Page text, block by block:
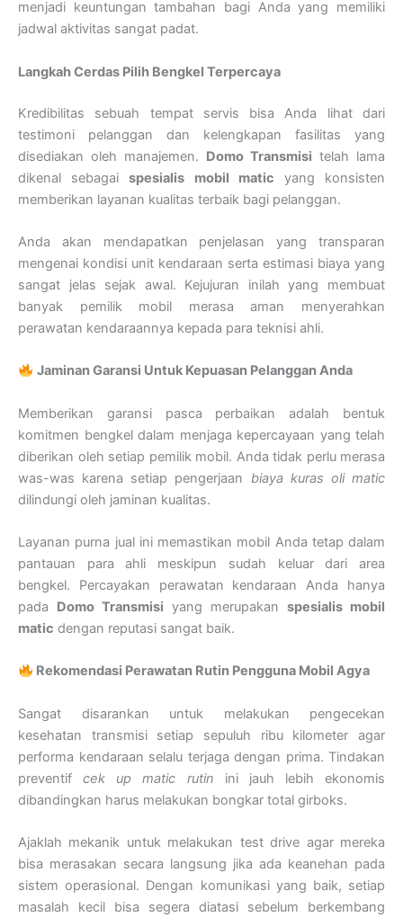
menjadi keuntungan tambahan bagi Anda yang memiliki
jadwal aktivitas sangat padat.
Langkah Cerdas Pilih Bengkel Terpercaya
Kredibilitas sebuah tempat servis bisa Anda lihat dari
testimoni pelanggan dan kelengkapan fasilitas yang
disediakan oleh manajemen. Domo Transmisi telah lama
dikenal sebagaispesialis mobil matic yang konsisten
memberikan layanan kualitas terbaik bagi pelanggan.
Anda akan mendapatkan penjelasan yang transparan
mengenai kondisi unit kendaraan serta estimasi biaya yang
sangat jelas sejak awal. Kejujuran inilah yang membuat
banyak pemilik mobil merasa aman menyerahkan
perawatan kendaraannya kepada para teknisi ahli.
Jaminan Garansi Untuk Kepuasan Pelanggan Anda
Memberikan garansi pasca perbaikan adalah bentuk
komitmen bengkel dalam menjaga kepercayaan yang telah
diberikan oleh setiap pemilik mobil. Anda tidak perlu merasa
was-was karena setiap pengerjaan biaya kuras oli matic
dilindungi oleh jaminan kualitas.
Layanan purna jual ini memastikan mobil Anda tetap dalam
pantauan para ahli meskipun sudah keluar dari area
bengkel. Percayakan perawatan kendaraan Anda hanya
pada Domo Transmisi yang merupakan spesialis mobil
matic dengan reputasi sangat baik.
Rekomendasi Perawatan Rutin Pengguna Mobil Agya
Sangat disarankan untuk melakukan pengecekan
kesehatan transmisi setiap sepuluh ribu kilometer agar
performa kendaraan selalu terjaga dengan prima. Tindakan
preventifcek up matic rutin ini jauh lebih ekonomis
dibandingkan harus melakukan bongkar total girboks.
Ajaklah mekanik untuk melakukan test drive agar mereka
bisa merasakan secara langsung jika ada keanehan pada
sistem operasional. Dengan komunikasi yang baik, setiap
masalah kecil bisa segera diatasi sebelum berkembang